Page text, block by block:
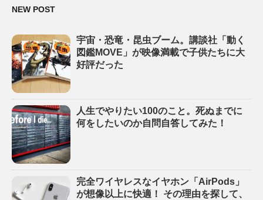
NEW POST
宇宙・恐竜・昆虫ブーム。講談社「動く
図鑑MOVE」が映像満載で子供たちに大
好評だった
人生でやりたい100のこと。死ぬまでに
何をしたいのか自問自答してみた！
完全ワイヤレスなイヤホン「AirPods」
が想像以上に快適！ その理由を探して、